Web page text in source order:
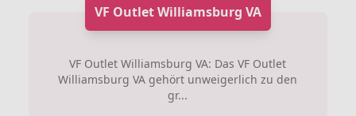
VF Outlet Williamsburg VA
VF Outlet Williamsburg VA: Das VF Outlet
Williamsburg VA gehört unweigerlich zu den
gr...